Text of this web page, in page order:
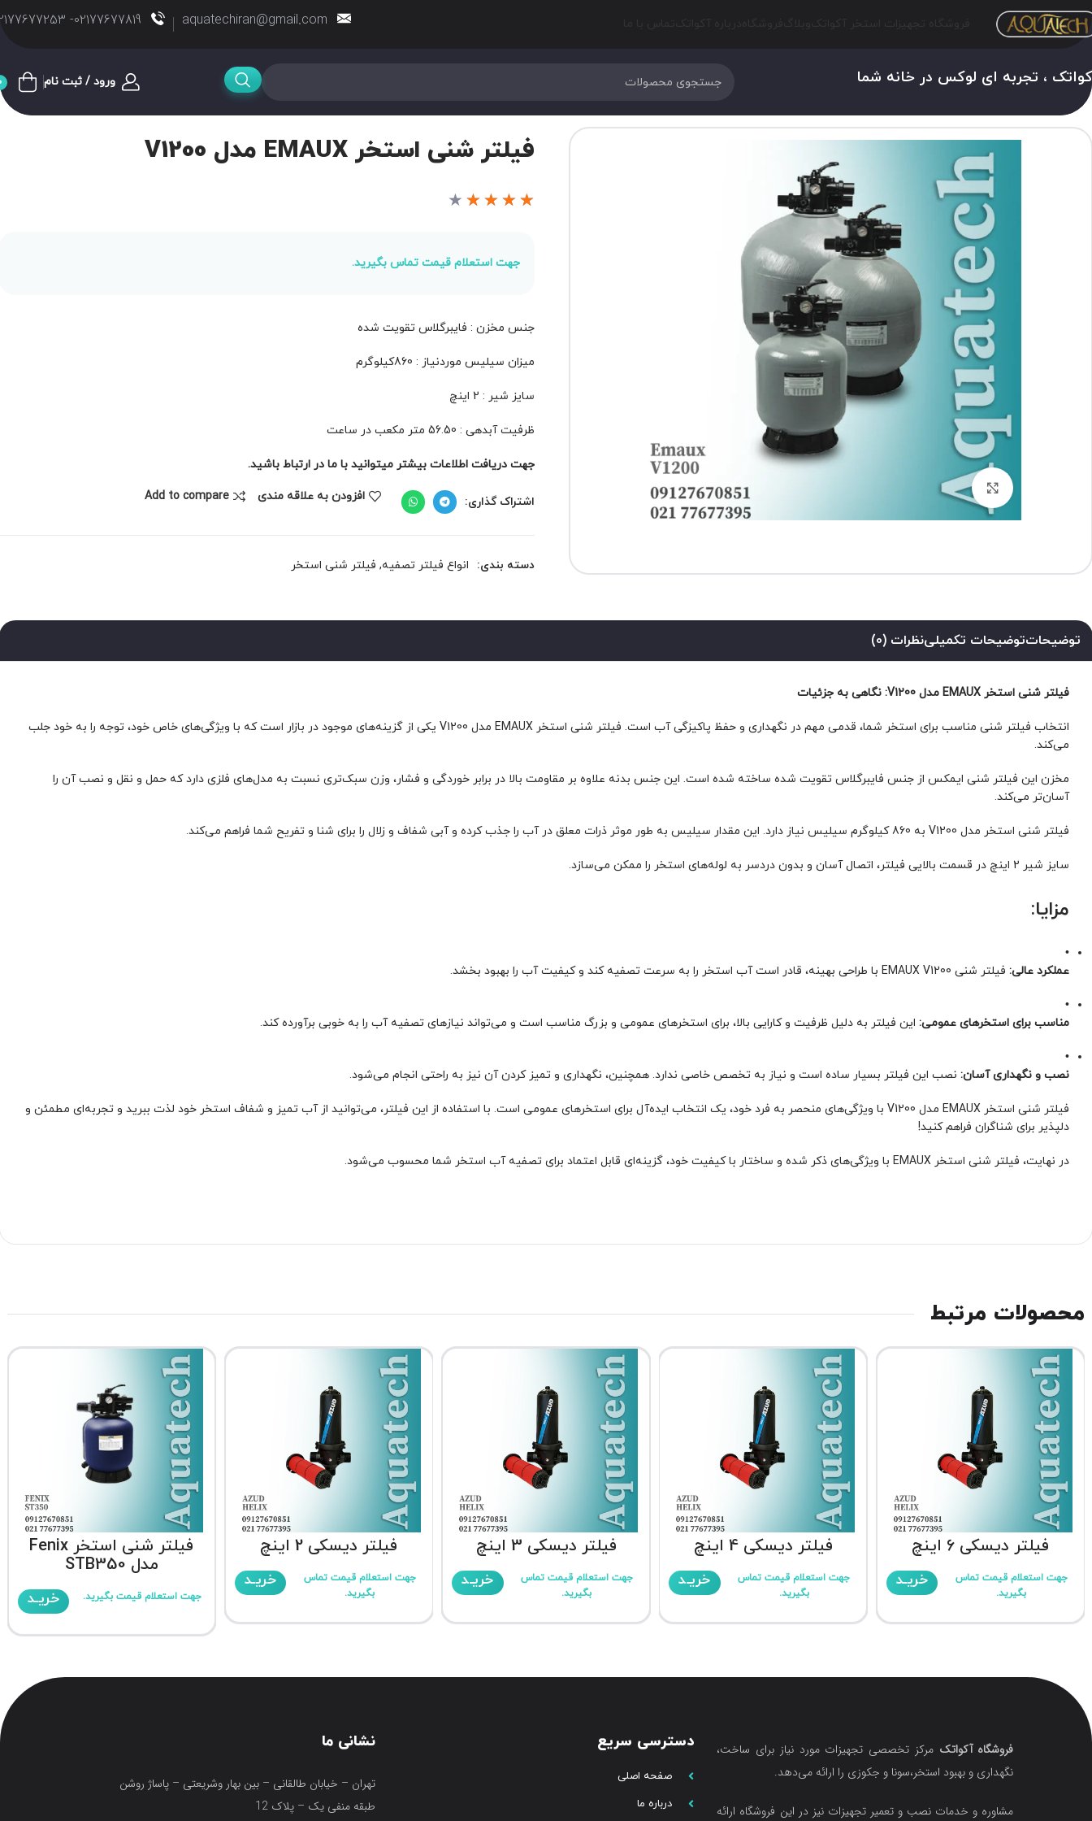
aquatechiran@gmail.com
02177677819- 02177677253
، تجربه ای لوکس در خانه شما ورود / ثبت نام
برای بزرگنمایی کلیک کنید
فیلتر شنی استخر EMAUX مدل V1200
★
★
★
★
★
جهت استعلام قیمت تماس بگیرید.
جنس مخزن : فایبرگلاس تقویت شده
میزان سیلیس موردنیاز : 860کیلوگرم
سایز شیر : 2 اینچ
ظرفیت آبدهی : 56.50 متر مکعب در ساعت
جهت دریافت اطلاعات بیشتر میتوانید با ما در ارتباط باشید.
اشتراک گذاری: افزودن به علاقه مندی Add to compare
دسته بندی: انواع فیلتر تصفیه, فیلتر شنی استخر
توضیحاتتوضیحات تکمیلینظرات (0)
فیلتر شنی استخر EMAUX مدل V1200: نگاهی به جزئیات
انتخاب فیلتر شنی مناسب برای استخر شما، قدمی مهم در نگهداری و حفظ پاکیزگی آب است. فیلتر شنی استخر EMAUX مدل V1200 یکی از گزینه‌های موجود در بازار است که با ویژگی‌های خاص خود، توجه را به خود جلب
می‌کند.
مخزن این فیلتر شنی ایمکس از جنس فایبرگلاس تقویت شده ساخته شده است. این جنس بدنه علاوه بر مقاومت بالا در برابر خوردگی و فشار، وزن سبک‌تری نسبت به مدل‌های فلزی دارد که حمل و نقل و نصب آن را
آسان‌تر می‌کند.
فیلتر شنی استخر مدل V1200 به 860 کیلوگرم سیلیس نیاز دارد. این مقدار سیلیس به طور موثر ذرات معلق در آب را جذب کرده و آبی شفاف و زلال را برای شنا و تفریح شما فراهم می‌کند.
سایز شیر 2 اینچ در قسمت بالایی فیلتر، اتصال آسان و بدون دردسر به لوله‌های استخر را ممکن می‌سازد.
مزایا:
•
عملکرد عالی:فیلتر شنی EMAUX V1200 با طراحی بهینه، قادر است آب استخر را به سرعت تصفیه کند و کیفیت آب را بهبود بخشد.
•
مناسب برای استخرهای عمومی:این فیلتر به دلیل ظرفیت و کارایی بالا، برای استخرهای عمومی و بزرگ مناسب است و می‌تواند نیازهای تصفیه آب را به خوبی برآورده کند.
•
نصب و نگهداری آسان:نصب این فیلتر بسیار ساده است و نیاز به تخصص خاصی ندارد. همچنین، نگهداری و تمیز کردن آن نیز به راحتی انجام می‌شود.
فیلتر شنی استخر EMAUX مدل V1200 با ویژگی‌های منحصر به فرد خود، یک انتخاب ایده‌آل برای استخرهای عمومی است. با استفاده از این فیلتر، می‌توانید از آب تمیز و شفاف استخر خود لذت ببرید و تجربه‌ای مطمئن و
دلپذیر برای شناگران فراهم کنید!
در نهایت، فیلتر شنی استخر EMAUX با ویژگی‌های ذکر شده و ساختار با کیفیت خود، گزینه‌ای قابل اعتماد برای تصفیه آب استخر شما محسوب می‌شود.
محصولات مرتبط
فیلتر دیسکی 6 اینچ
جهت استعلام قیمت تماس
بگیرید.
خریـد
فیلتر دیسکی 4 اینچ
جهت استعلام قیمت تماس
بگیرید.
خریـد
فیلتر دیسکی 3 اینچ
جهت استعلام قیمت تماس
بگیرید.
خریـد
فیلتر دیسکی 2 اینچ
جهت استعلام قیمت تماس
بگیرید.
خریـد
فیلتر شنی استخر Fenix
مدل STB350
جهت استعلام قیمت بگیرید. خریـد
فروشگاه آکواتک مرکز تخصصی تجهیزات مورد نیاز برای ساخت،
نگهداری و بهبود استخر،سونا و جکوزی را ارائه می‌دهد.
مشاوره و خدمات نصب و تعمیر تجهیزات نیز در این فروشگاه ارائه
دسترسی سریع
صفحه اصلی
درباره ما
نشانی ما
تهران – خیابان طالقانی – بین بهار وشریعتی – پاساژ روشن
طبقه منفی یک – پلاک 12